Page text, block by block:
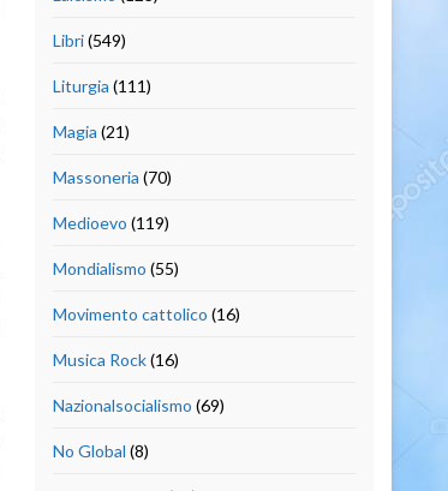
Libri(549)
Liturgia (111)
Magia (21)
Massoneria (70)
Medioevo (119)
Mondialismo (55)
Movimento cattolico (16)
Musica Rock(16)
Nazionalsocialismo (69)
No Global (8)